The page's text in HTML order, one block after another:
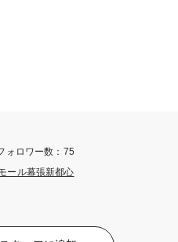
ロワー数：75
ール幕張新都心